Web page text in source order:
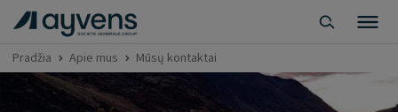
Pradžia Apie mus Mūsų kontaktai